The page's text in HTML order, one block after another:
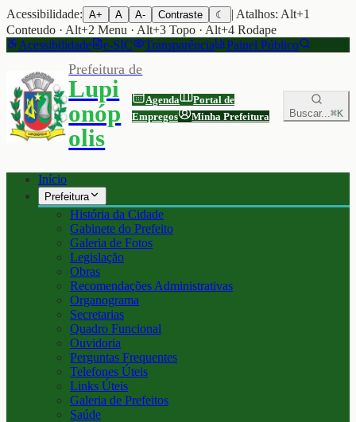
Acessibilidade: A+ A A- Contraste ☾
| Atalhos: Alt+1
Conteudo · Alt+2 Menu · Alt+3 Topo · Alt+4 Rodape
Acessibilidade
e-SIC Transparência Painel Público
Prefeitura de
Lupi
onóp
olis
Agenda
Portal de
Empregos
Minha Prefeitura Buscar...⌘K
Início
Prefeitura
História da Cidade
Gabinete do Prefeito
Galeria de Fotos
Legislação
Obras
Recomendações Administrativas
Organograma
Secretarias
Quadro Funcional
Ouvidoria
Perguntas Frequentes
Telefones Úteis
Links Úteis
Galeria de Prefeitos
Saúde